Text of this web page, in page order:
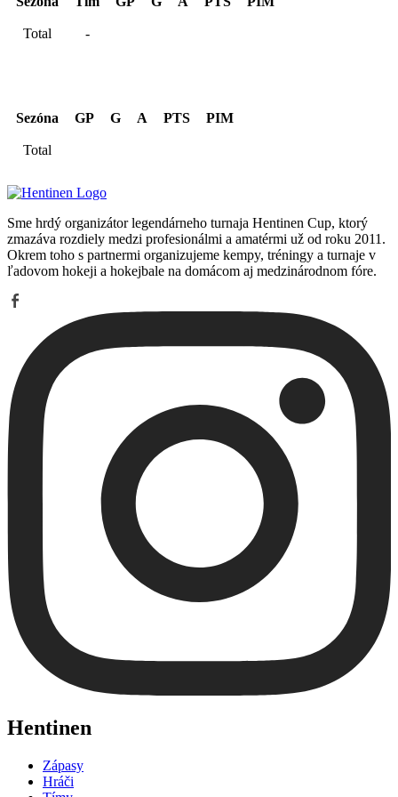
Total -
Sezóna GP G A PTS PIM
Total
Sme hrdý organizátor legendárneho turnaja Hentinen Cup, ktorý
zmazáva rozdiely medzi profesionálmi a amatérmi už od roku 2011.
Okrem toho s partnermi organizujeme kempy, tréningy a turnaje v
ľadovom hokeji a hokejbale na domácom aj medzinárodnom fóre.
Hentinen
Zápasy
Hráči